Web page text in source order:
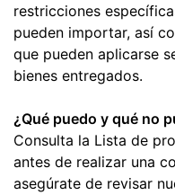
restricciones
pueden importar, así
que pueden aplicarse
bienes entregados.
¿Qué puedo y qué no
Consulta la Lista de
antes de realizar una
asegúrate de revisar